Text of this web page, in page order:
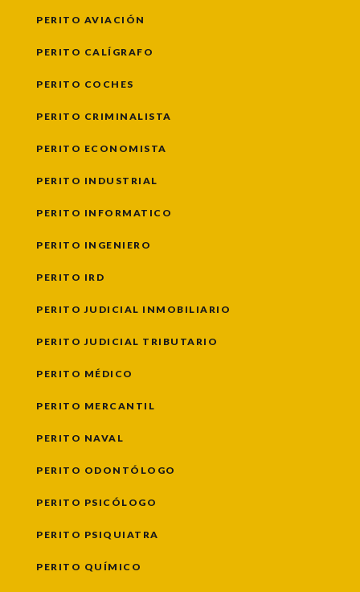
PERITO AVIACIÓN
PERITO CALÍGRAFO
PERITO COCHES
PERITO CRIMINALISTA
PERITO ECONOMISTA
PERITO INDUSTRIAL
PERITO INFORMATICO
PERITO INGENIERO
PERITO IRD
PERITO JUDICIAL INMOBILIARIO
PERITO JUDICIAL TRIBUTARIO
PERITO MÉDICO
PERITO MERCANTIL
PERITO NAVAL
PERITO ODONTÓLOGO
PERITO PSICÓLOGO
PERITO PSIQUIATRA
PERITO QUÍMICO